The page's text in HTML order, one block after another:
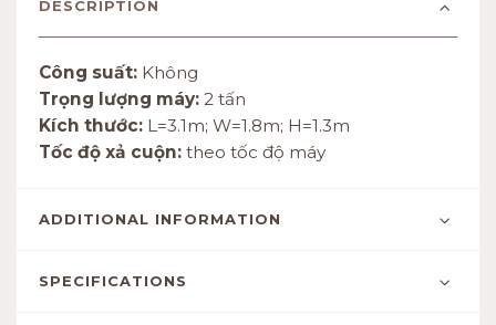
DESCRIPTION
Công suất: Không
Trọng lượng máy: 2 tấn
Kích thước: L=3.1m; W=1.8m; H=1.3m
Tốc độ xả cuộn: theo tốc độ máy
ADDITIONAL INFORMATION
SPECIFICATIONS